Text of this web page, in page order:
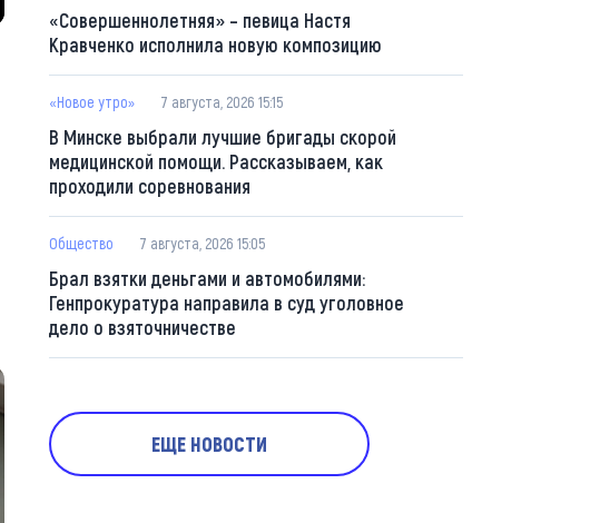
«Совершеннолетняя» – певица Настя
Кравченко исполнила новую композицию
«Новое утро» 7 августа, 2026 15:15
В Минске выбрали лучшие бригады скорой
медицинской помощи. Рассказываем, как
проходили соревнования
Общество 7 августа, 2026 15:05
Брал взятки деньгами и автомобилями:
Генпрокуратура направила в суд уголовное
дело о взяточничестве
ЕЩЕ НОВОСТИ